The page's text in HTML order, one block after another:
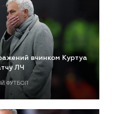
вчинком Куртуа
ЛЧ
ФУТБОЛ